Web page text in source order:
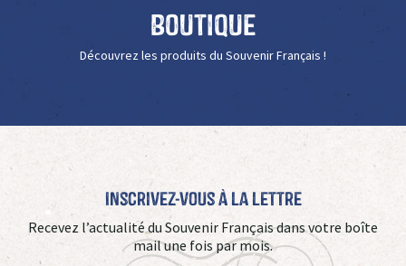
Boutique
Découvrez les produits du Souvenir Français !
Inscrivez-vous à La Lettre
Recevez l’actualité du Souvenir Français dans votre boîte
mail une fois par mois.